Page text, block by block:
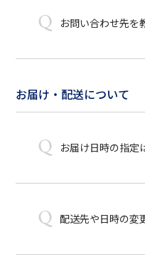
Q お問い合わせ先を
お届け・配送について
Q お届け日時の指定
Q 配送先や日時の変